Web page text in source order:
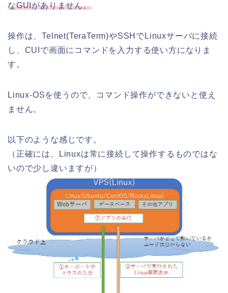
なGUIがありません。
操作は、Telnet(TeraTerm)やSSHでLinuxサーバに接続
し、CUIで画面にコマンドを入力する使い方になりま
す。
Linux-OSを使うので、コマンド操作ができないと使え
ません。
以下のような感じです。
（正確には、Linuxは常に接続して操作するものではな
いので少し違いますが）